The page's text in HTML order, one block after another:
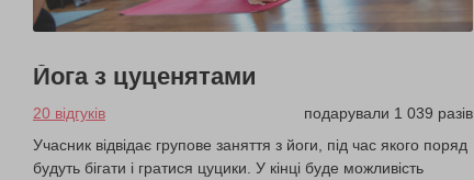
Йога з цуценятами
20 відгуків
подарували 1 039 разів
Учасник відвідає групове заняття з йоги, під час якого поряд
будуть бігати і гратися цуцики. У кінці буде можливість